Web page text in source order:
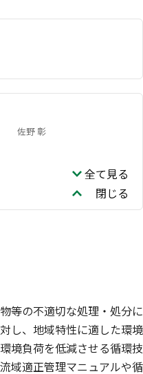
佐野 彰
全て見る
閉じる
等の不適切な処理・処分に
し、地域特性に適した環境
境負荷を低減させる循環技
域適正管理マニュアルや循